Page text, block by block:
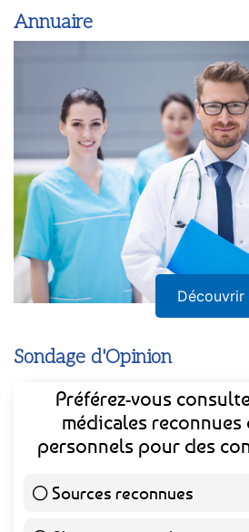
Annuaire
Découvrir
Sondage d'Opinion
Préférez-vous
médicales
personnels pour des
Sources reconnues